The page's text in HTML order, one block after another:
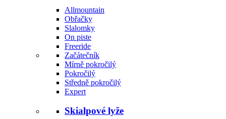
Allmountain
Obřačky
Slalomky
On piste
Freeride
Začátečník
Mírně pokročilý
Pokročilý
Středně pokročilý
Expert
Skialpové lyže